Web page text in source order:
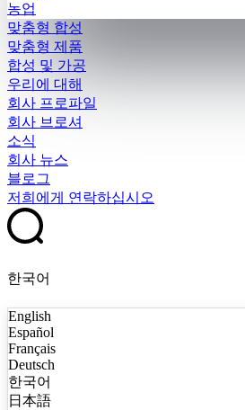
농업
맞춤형 합성
맞춤형 제품
합성 및 가공
우리에 대해
회사 프로파일
회사 브로셔
소식
회사 뉴스
블로그
저희에게 연락하십시오
한국어
English
Español
Français
Deutsch
한국어
日本語